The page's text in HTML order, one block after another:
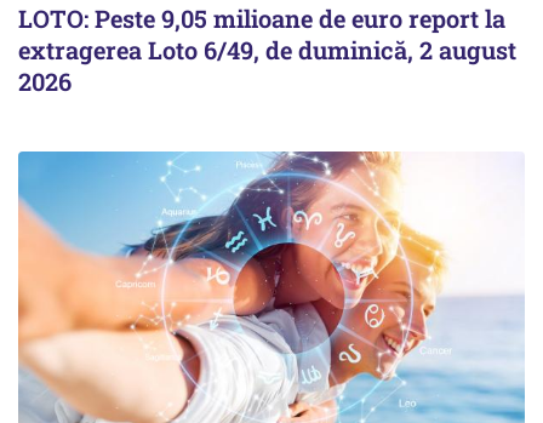
LOTO: Peste 9,05 milioane de euro report la
extragerea Loto 6/49, de duminică, 2 august
2026